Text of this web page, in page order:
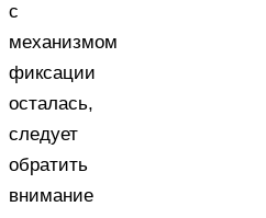
с
механизмом
фиксации
осталась,
следует
обратить
внимание